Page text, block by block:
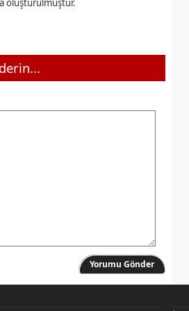
oluşturulmuştur.
Yorumu Gönder